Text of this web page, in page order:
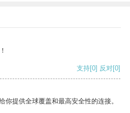
支持[0] 反对[0]
你提供全球覆盖和最高安全性的连接。